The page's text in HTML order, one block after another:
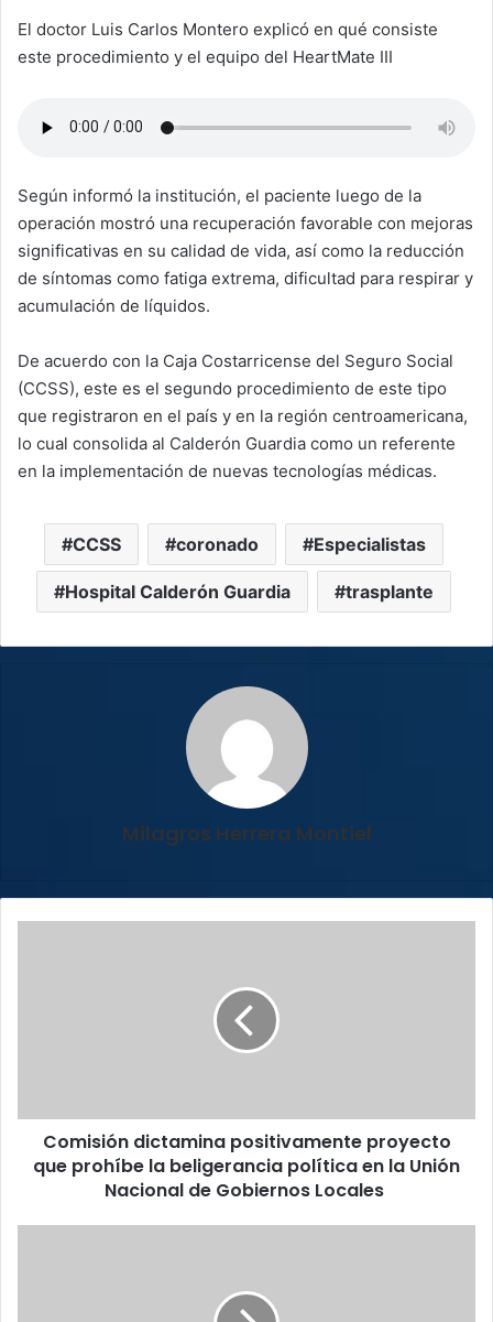
El doctor Luis Carlos Montero explicó en qué consiste
este procedimiento y el equipo del HeartMate III
Según informó la institución, el paciente luego de la
operación mostró una recuperación favorable con mejoras
significativas en su calidad de vida, así como la reducción
de síntomas como fatiga extrema, dificultad para respirar y
acumulación de líquidos.
De acuerdo con la Caja Costarricense del Seguro Social
(CCSS), este es el segundo procedimiento de este tipo
que registraron en el país y en la región centroamericana,
lo cual consolida al Calderón Guardia como un referente
en la implementación de nuevas tecnologías médicas.
CCSS coronado Especialistas
Hospital Calderón Guardia trasplante
Milagros Herrera Montiel
política
Comisión dictamina positivamente proyecto
que prohíbe la beligerancia política en la Unión
Nacional de Gobiernos Locales